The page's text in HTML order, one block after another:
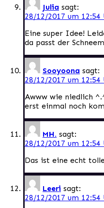
Julia sagt:
28/12/2017 um 12:54
Eine super Idee!
da passt der
Sooyoona sagt:
28/12/2017 um 12:54
Awww wie niedlich
erst einmal noch
MH. sagt:
28/12/2017 um 12:54
Das ist eine echt
Leeri sagt:
28/12/2017 um 12:54